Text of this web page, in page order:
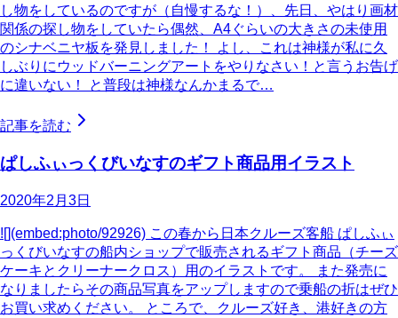
し物をしているのですが（自慢するな！）、先日、やはり画材
関係の探し物をしていたら偶然、A4ぐらいの大きさの未使用
のシナベニヤ板を発見しました！ よし、これは神様が私に久
しぶりにウッドバーニングアートをやりなさい！と言うお告げ
に違いない！ と普段は神様なんかまるで…
記事を読む
ぱしふぃっくびいなすのギフト商品用イラスト
2020年2月3日
![](embed:photo/92926) この春から日本クルーズ客船 ぱしふぃ
っくびいなすの船内ショップで販売されるギフト商品（チーズ
ケーキとクリーナークロス）用のイラストです。 また発売に
なりましたらその商品写真をアップしますので乗船の折はぜひ
お買い求めください。 ところで、クルーズ好き、港好きの方